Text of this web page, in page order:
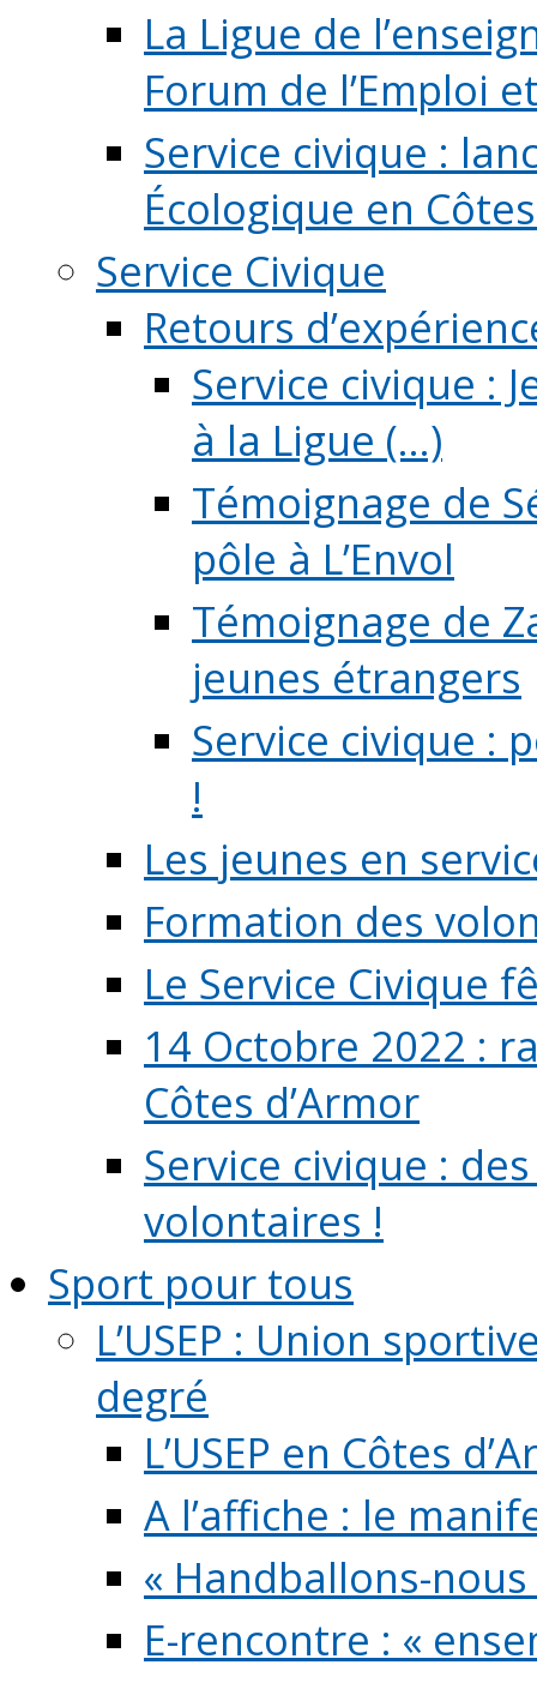
La Ligue de
Forum de l’Emploi
Service civique :
Écologique en
Service Civique
Retours
Service civique :
à la Ligue (...)
Témoignage de
pôle à L’Envol
Témoignage de
jeunes étrangers
Service civique :
!
Les jeunes en
Formation des
Le Service Civique
14 Octobre 2022 :
Côtes d’Armor
Service civique :
volontaires !
Sport pour tous
L’USEP : Union
degré
L’USEP en Côtes
A l’affiche : le
« Handballons-
E-rencontre : «